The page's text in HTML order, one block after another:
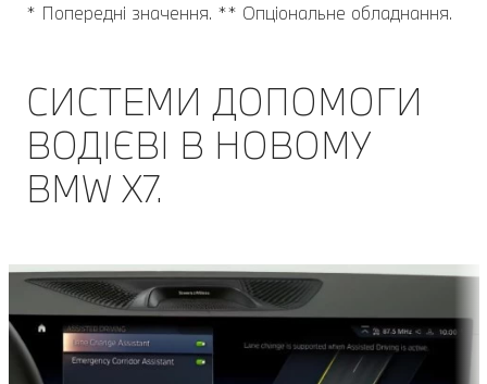
* Попередні значення. ** Опціональне обладнання.
СИСТЕМИ ДОПОМОГИ
ВОДІЄВІ В НОВОМУ
BMW Х7.